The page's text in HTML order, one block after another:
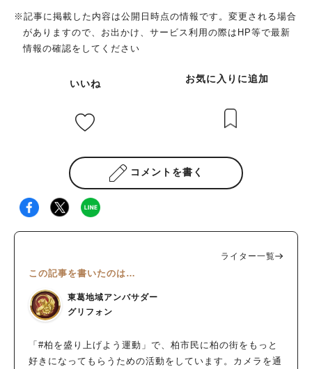
※記事に掲載した内容は公開日時点の情報です。変更される場合
がありますので、お出かけ、サービス利用の際はHP等で最新
情報の確認をしてください
いいね お気に入りに追加
コメントを書く
ライター一覧
この記事を書いたのは…
東葛地域アンバサダー
グリフォン
「#柏を盛り上げよう運動」で、柏市民に柏の街をもっと
好きになってもらうための活動をしています。カメラを通